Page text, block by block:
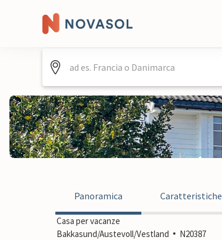
Panoramica Caratteristiche
Casa per vacanze
Bakkasund/Austevoll/Vestland
N20387